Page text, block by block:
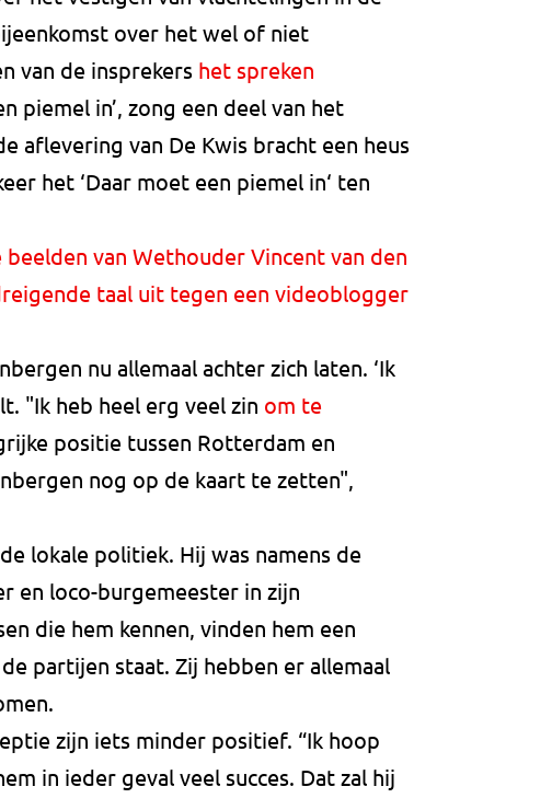
over het wel of niet
van de insprekers het spreken
piemel in’, zong een deel van het
aflevering van De Kwis bracht een heus
het ‘Daar moet een piemel in‘ ten
beelden van Wethouder Vincent van den
taal uit tegen een videoblogger
nu allemaal achter zich laten. ‘Ik
"Ik heb heel erg veel zin om te
positie tussen Rotterdam en
nog op de kaart te zetten",
lokale politiek. Hij was namens de
en loco-burgemeester in zijn
die hem kennen, vinden hem een
partijen staat. Zij hebben er allemaal
zijn iets minder positief. “Ik hoop
in ieder geval veel succes. Dat zal hij